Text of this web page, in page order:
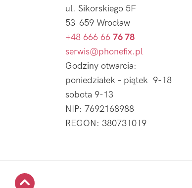
ul. Sikorskiego 5F
53-659 Wrocław
+48 666 66 76 78
serwis@phonefix.pl
Godziny otwarcia:
poniedziałek – piątek 9-18
sobota 9-13
NIP: 7692168988
REGON: 380731019